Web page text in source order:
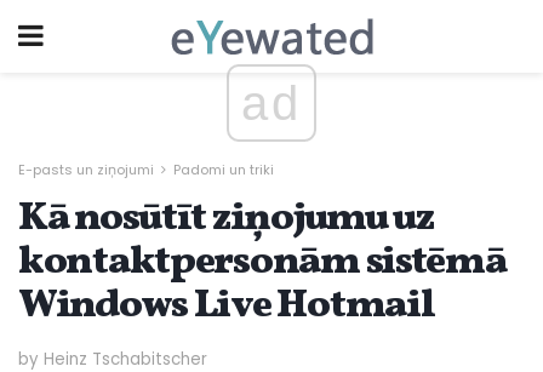
ad
E-pasts un ziņojumi Padomi un triki
Kā nosūtīt ziņojumu uz
kontaktpersonām sistēmā
Windows Live Hotmail
by Heinz Tschabitscher